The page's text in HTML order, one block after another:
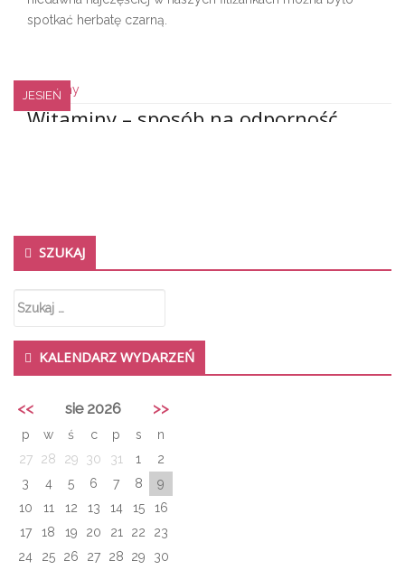
spotkać herbatę czarną.
JESIEŃ
Witaminy – sposób na odporność
SZUKAJ
Szukaj:
KALENDARZ WYDARZEŃ
<< sie 2026 >>
p w ś c p s
n
27
28 29 30 31 1
2
3
4 5 6 7 8
9
10
11 12 13 14 15
16
17
18 19 20 21 22
23
24
25 26 27 28 29
30